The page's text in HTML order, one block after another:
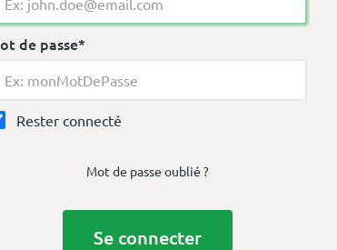
de passe*
Rester connecté
Mot de passe oublié ?
Se connecter